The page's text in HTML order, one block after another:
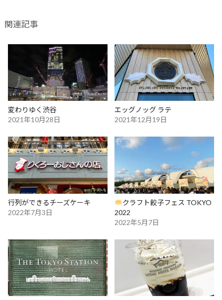
関連記事
変わりゆく渋谷
2021年10月28日
エッグノッグ ラテ
2021年12月19日
行列ができるチーズケーキ
2022年7月3日
クラフト餃子フェス TOKYO
2022
2022年5月7日